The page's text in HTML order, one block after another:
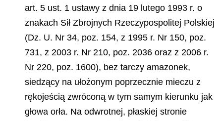
art. 5 ust. 1 ustawy z dnia 19 lutego 1993 r. o
znakach Sił Zbrojnych Rzeczypospolitej Polskiej
(Dz. U. Nr 34, poz. 154, z 1995 r. Nr 150, poz.
731, z 2003 r. Nr 210, poz. 2036 oraz z 2006 r.
Nr 220, poz. 1600), bez tarczy amazonek,
siedzący na ułożonym poprzecznie mieczu z
rękojeścią zwróconą w tym samym kierunku jak
głowa orła. Na odwrotnej, płaskiej stronie